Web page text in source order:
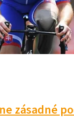
zásadné